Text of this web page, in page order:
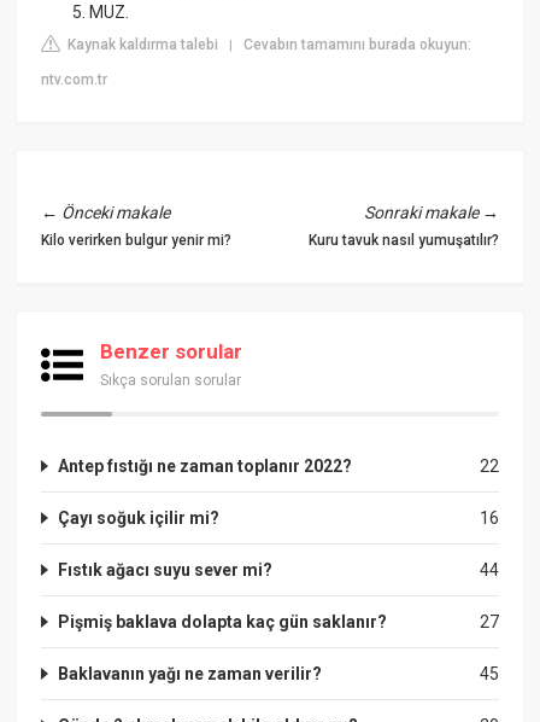
MUZ.
Kaynak kaldırma talebi |Cevabın tamamını burada okuyun:
ntv.com.tr
← Önceki makale
Kilo verirken bulgur yenir mi?
Sonraki makale→
Kuru tavuk nasıl yumuşatılır?
Benzer sorular
Sıkça sorulan sorular
22
Antep fıstığı ne zaman toplanır 2022?
16
Çayı soğuk içilir mi?
44
Fıstık ağacı suyu sever mi?
27
Pişmiş baklava dolapta kaç gün saklanır?
45
Baklavanın yağı ne zaman verilir?